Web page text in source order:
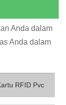
Anda dalam
Anda dalam